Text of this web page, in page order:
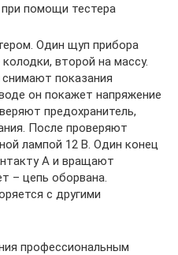
помощи тестера
Один щуп прибора
второй на массу.
показания
он покажет напряжение
предохранитель,
После проверяют
лампой 12 В. Один конец
А и вращают
– цепь оборвана.
с другими
профессиональным